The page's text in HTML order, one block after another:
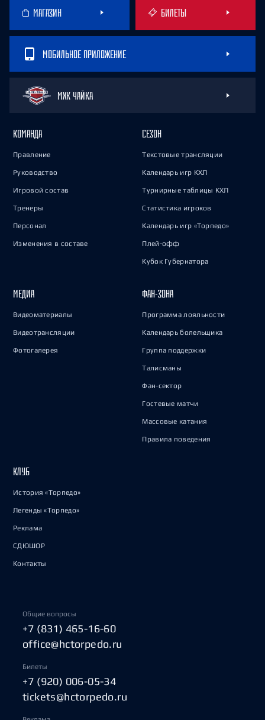
МАГАЗИН БИЛЕТЫ
МОБИЛЬНОЕ ПРИЛОЖЕНИЕ
МХК ЧАЙКА
КОМАНДА
Правление
Руководство
Игровой состав
Тренеры
Персонал
Изменения в составе
СЕЗОН
Текстовые трансляции
Календарь игр КХЛ
Турнирные таблицы КХЛ
Статистика игроков
Календарь игр «Торпедо»
Плей-офф
Кубок Губернатора
МЕДИА
Видеоматериалы
Видеотрансляции
Фотогалерея
ФАН-ЗОНА
Программа лояльности
Календарь болельщика
Группа поддержки
Талисманы
Фан-сектор
Гостевые матчи
Массовые катания
Правила поведения
КЛУБ
История «Торпедо»
Легенды «Торпедо»
Реклама
СДЮШОР
Контакты
Общие вопросы
+7 (831) 465-16-60
office@hctorpedo.ru
Билеты
+7 (920) 006-05-34
tickets@hctorpedo.ru